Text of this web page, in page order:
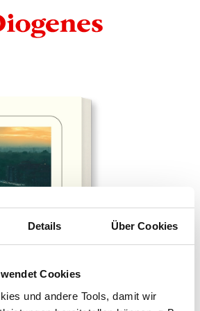
Details Über Cookies
Cookies
und andere Tools, damit wir